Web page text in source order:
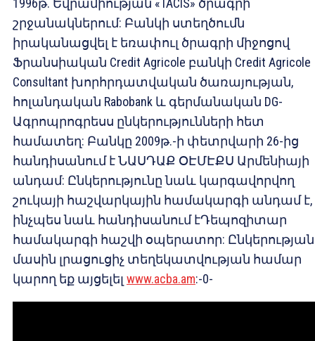
1996թ. Եվրամիության «TACIS» ծրագրի
շրջանակներում: Բանկի ստեղծումն
իրականացվել է եռափուլ ծրագրի միջոցով
Ֆրանսիական Credit Agricole բանկի Credit Agricole
Consultant խորհրդատվական ծառայության,
հոլանդական Rabobank և գերմանական DG-
Ագրոպրոգրեսս ընկերությունների հետ
համատեղ: Բանկը 2009թ.-ի փետրվարի 26-ից
հանդիսանում է ՆԱՍԴԱՔ ՕԷՄԷՔՍ Արմենիայի
անդամ: Ընկերությունը նաև կարգավորվող
շուկայի հաշվարկային համակարգի անդամ է,
ինչպես նաև հանդիսանում էԴեպոզիտար
համակարգի հաշվի օպերատոր: Ընկերության
մասին լրացուցիչ տեղեկատվության համար
կարող եք այցելել www.acba.am:-0-